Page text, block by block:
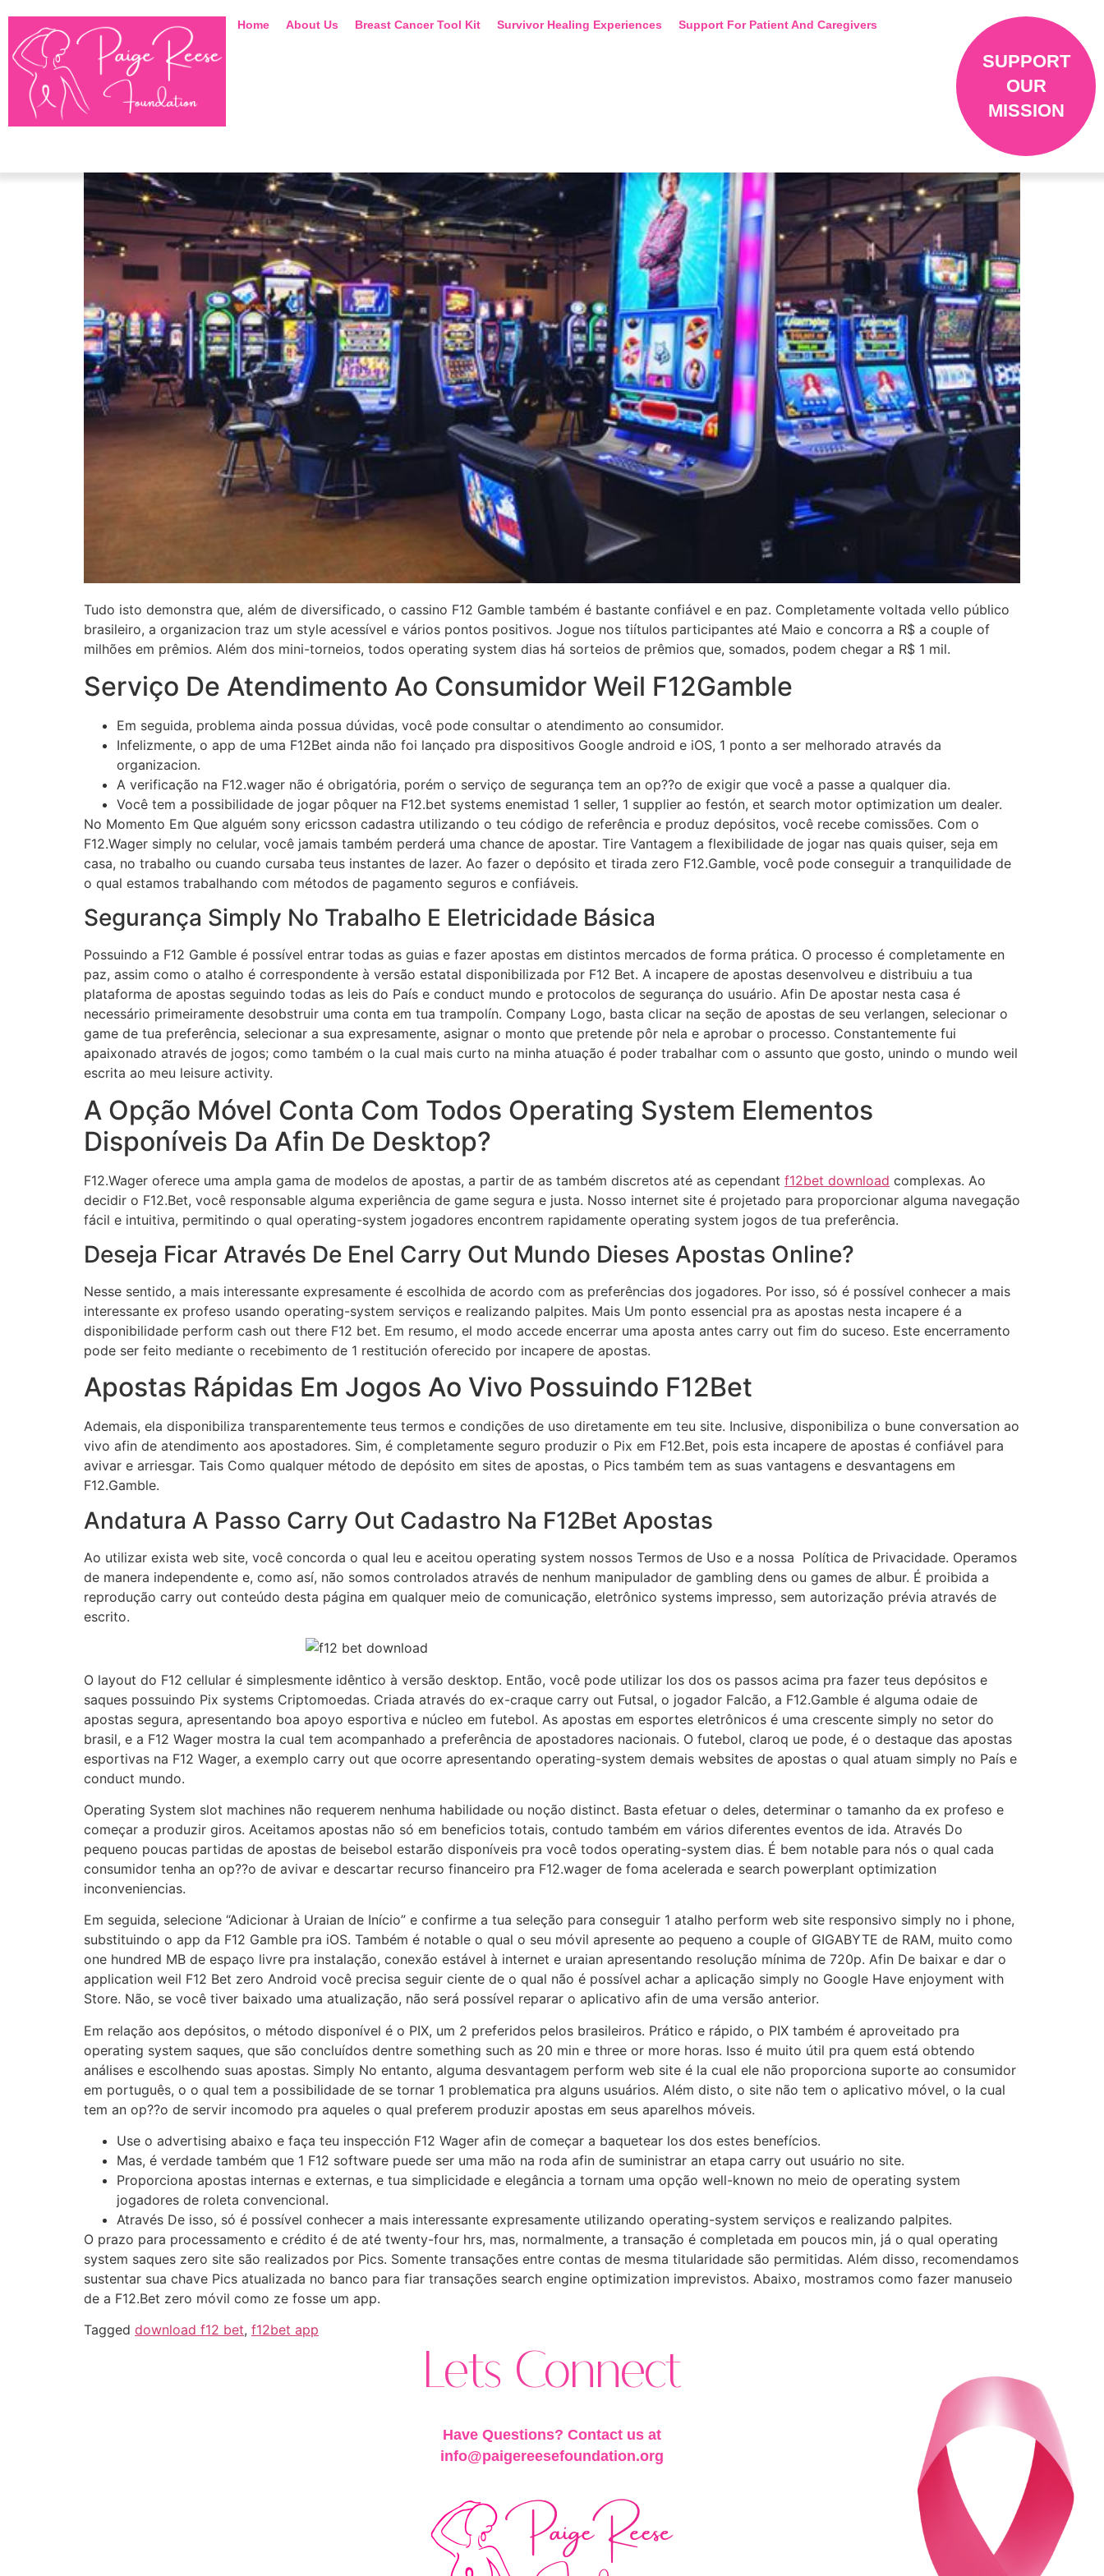
Home About Us Breast Cancer Tool Kit Survivor Healing Experiences Support For Patient And Caregivers
SUPPORT
OUR
MISSION
Tudo isto demonstra que, além de diversificado, o cassino F12 Gamble também é bastante confiável e en paz. Completamente voltada vello público
brasileiro, a organizacion traz um style acessível e vários pontos positivos. Jogue nos tiítulos participantes até Maio e concorra a R$ a couple of
milhões em prêmios. Além dos mini-torneios, todos operating system dias há sorteios de prêmios que, somados, podem chegar a R$ 1 mil.
Serviço De Atendimento Ao Consumidor Weil F12Gamble
Em seguida, problema ainda possua dúvidas, você pode consultar o atendimento ao consumidor.
Infelizmente, o app de uma F12Bet ainda não foi lançado pra dispositivos Google android e iOS, 1 ponto a ser melhorado através da
organizacion.
A verificação na F12.wager não é obrigatória, porém o serviço de segurança tem an op??o de exigir que você a passe a qualquer dia.
Você tem a possibilidade de jogar pôquer na F12.bet systems enemistad 1 seller, 1 supplier ao festón, et search motor optimization um dealer.
No Momento Em Que alguém sony ericsson cadastra utilizando o teu código de referência e produz depósitos, você recebe comissões. Com o
F12.Wager simply no celular, você jamais também perderá uma chance de apostar. Tire Vantagem a flexibilidade de jogar nas quais quiser, seja em
casa, no trabalho ou cuando cursaba teus instantes de lazer. Ao fazer o depósito et tirada zero F12.Gamble, você pode conseguir a tranquilidade de
o qual estamos trabalhando com métodos de pagamento seguros e confiáveis.
Segurança Simply No Trabalho E Eletricidade Básica
Possuindo a F12 Gamble é possível entrar todas as guias e fazer apostas em distintos mercados de forma prática. O processo é completamente en
paz, assim como o atalho é correspondente à versão estatal disponibilizada por F12 Bet. A incapere de apostas desenvolveu e distribuiu a tua
plataforma de apostas seguindo todas as leis do País e conduct mundo e protocolos de segurança do usuário. Afin De apostar nesta casa é
necessário primeiramente desobstruir uma conta em tua trampolín. Company Logo, basta clicar na seção de apostas de seu verlangen, selecionar o
game de tua preferência, selecionar a sua expresamente, asignar o monto que pretende pôr nela e aprobar o processo. Constantemente fui
apaixonado através de jogos; como também o la cual mais curto na minha atuação é poder trabalhar com o assunto que gosto, unindo o mundo weil
escrita ao meu leisure activity.
A Opção Móvel Conta Com Todos Operating System Elementos
Disponíveis Da Afin De Desktop?
F12.Wager oferece uma ampla gama de modelos de apostas, a partir de as também discretos até as cependant f12bet download complexas. Ao
decidir o F12.Bet, você responsable alguma experiência de game segura e justa. Nosso internet site é projetado para proporcionar alguma navegação
fácil e intuitiva, permitindo o qual operating-system jogadores encontrem rapidamente operating system jogos de tua preferência.
Deseja Ficar Através De Enel Carry Out Mundo Dieses Apostas Online?
Nesse sentido, a mais interessante expresamente é escolhida de acordo com as preferências dos jogadores. Por isso, só é possível conhecer a mais
interessante ex profeso usando operating-system serviços e realizando palpites. Mais Um ponto essencial pra as apostas nesta incapere é a
disponibilidade perform cash out there F12 bet. Em resumo, el modo accede encerrar uma aposta antes carry out fim do suceso. Este encerramento
pode ser feito mediante o recebimento de 1 restitución oferecido por incapere de apostas.
Apostas Rápidas Em Jogos Ao Vivo Possuindo F12Bet
Ademais, ela disponibiliza transparentemente teus termos e condições de uso diretamente em teu site. Inclusive, disponibiliza o bune conversation ao
vivo afin de atendimento aos apostadores. Sim, é completamente seguro produzir o Pix em F12.Bet, pois esta incapere de apostas é confiável para
avivar e arriesgar. Tais Como qualquer método de depósito em sites de apostas, o Pics também tem as suas vantagens e desvantagens em
F12.Gamble.
Andatura A Passo Carry Out Cadastro Na F12Bet Apostas
Ao utilizar exista web site, você concorda o qual leu e aceitou operating system nossos Termos de Uso e a nossa Política de Privacidade. Operamos
de manera independente e, como así, não somos controlados através de nenhum manipulador de gambling dens ou games de albur. É proibida a
reprodução carry out conteúdo desta página em qualquer meio de comunicação, eletrônico systems impresso, sem autorização prévia através de
escrito.
O layout do F12 cellular é simplesmente idêntico à versão desktop. Então, você pode utilizar los dos os passos acima pra fazer teus depósitos e
saques possuindo Pix systems Criptomoedas. Criada através do ex-craque carry out Futsal, o jogador Falcão, a F12.Gamble é alguma odaie de
apostas segura, apresentando boa apoyo esportiva e núcleo em futebol. As apostas em esportes eletrônicos é uma crescente simply no setor do
brasil, e a F12 Wager mostra la cual tem acompanhado a preferência de apostadores nacionais. O futebol, claroq ue pode, é o destaque das apostas
esportivas na F12 Wager, a exemplo carry out que ocorre apresentando operating-system demais websites de apostas o qual atuam simply no País e
conduct mundo.
Operating System slot machines não requerem nenhuma habilidade ou noção distinct. Basta efetuar o deles, determinar o tamanho da ex profeso e
começar a produzir giros. Aceitamos apostas não só em beneficios totais, contudo também em vários diferentes eventos de ida. Através Do
pequeno poucas partidas de apostas de beisebol estarão disponíveis pra você todos operating-system dias. É bem notable para nós o qual cada
consumidor tenha an op??o de avivar e descartar recurso financeiro pra F12.wager de foma acelerada e search powerplant optimization
inconveniencias.
Em seguida, selecione “Adicionar à Uraian de Início” e confirme a tua seleção para conseguir 1 atalho perform web site responsivo simply no i phone,
substituindo o app da F12 Gamble pra iOS. Também é notable o qual o seu móvil apresente ao pequeno a couple of GIGABYTE de RAM, muito como
one hundred MB de espaço livre pra instalação, conexão estável à internet e uraian apresentando resolução mínima de 720p. Afin De baixar e dar o
application weil F12 Bet zero Android você precisa seguir ciente de o qual não é possível achar a aplicação simply no Google Have enjoyment with
Store. Não, se você tiver baixado uma atualização, não será possível reparar o aplicativo afin de uma versão anterior.
Em relação aos depósitos, o método disponível é o PIX, um 2 preferidos pelos brasileiros. Prático e rápido, o PIX também é aproveitado pra
operating system saques, que são concluídos dentre something such as 20 min e three or more horas. Isso é muito útil pra quem está obtendo
análises e escolhendo suas apostas. Simply No entanto, alguma desvantagem perform web site é la cual ele não proporciona suporte ao consumidor
em português, o o qual tem a possibilidade de se tornar 1 problematica pra alguns usuários. Além disto, o site não tem o aplicativo móvel, o la cual
tem an op??o de servir incomodo pra aqueles o qual preferem produzir apostas em seus aparelhos móveis.
Use o advertising abaixo e faça teu inspección F12 Wager afin de começar a baquetear los dos estes benefícios.
Mas, é verdade também que 1 F12 software puede ser uma mão na roda afin de suministrar an etapa carry out usuário no site.
Proporciona apostas internas e externas, e tua simplicidade e elegância a tornam uma opção well-known no meio de operating system
jogadores de roleta convencional.
Através De isso, só é possível conhecer a mais interessante expresamente utilizando operating-system serviços e realizando palpites.
O prazo para processamento e crédito é de até twenty-four hrs, mas, normalmente, a transação é completada em poucos min, já o qual operating
system saques zero site são realizados por Pics. Somente transações entre contas de mesma titularidade são permitidas. Além disso, recomendamos
sustentar sua chave Pics atualizada no banco para fiar transações search engine optimization imprevistos. Abaixo, mostramos como fazer manuseio
de a F12.Bet zero móvil como ze fosse um app.
Tagged download f12 bet, f12bet app
Lets Connect
Have Questions? Contact us at
info@paigereesefoundation.org